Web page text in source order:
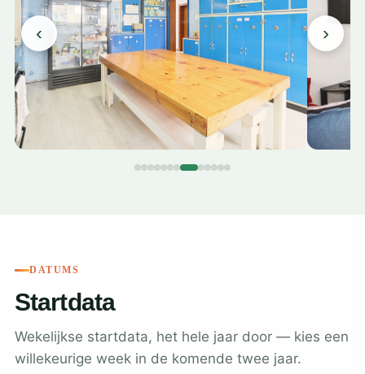
‹ ›
DATUMS
Startdata
Wekelijkse startdata, het hele jaar door — kies een
willekeurige week in de komende twee jaar.